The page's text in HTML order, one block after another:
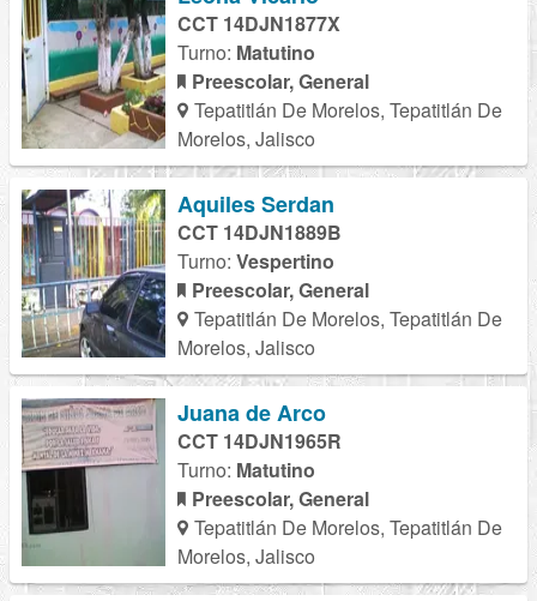
CCT 14DJN1877X
Turno: Matutino
Preescolar, General
Tepatitlán De Morelos, Tepatitlán De
Morelos, Jalisco
Aquiles Serdan
CCT 14DJN1889B
Turno: Vespertino
Preescolar, General
Tepatitlán De Morelos, Tepatitlán De
Morelos, Jalisco
Juana de Arco
CCT 14DJN1965R
Turno: Matutino
Preescolar, General
Tepatitlán De Morelos, Tepatitlán De
Morelos, Jalisco